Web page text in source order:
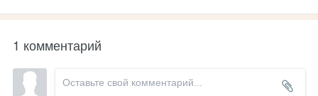
1 комментарий